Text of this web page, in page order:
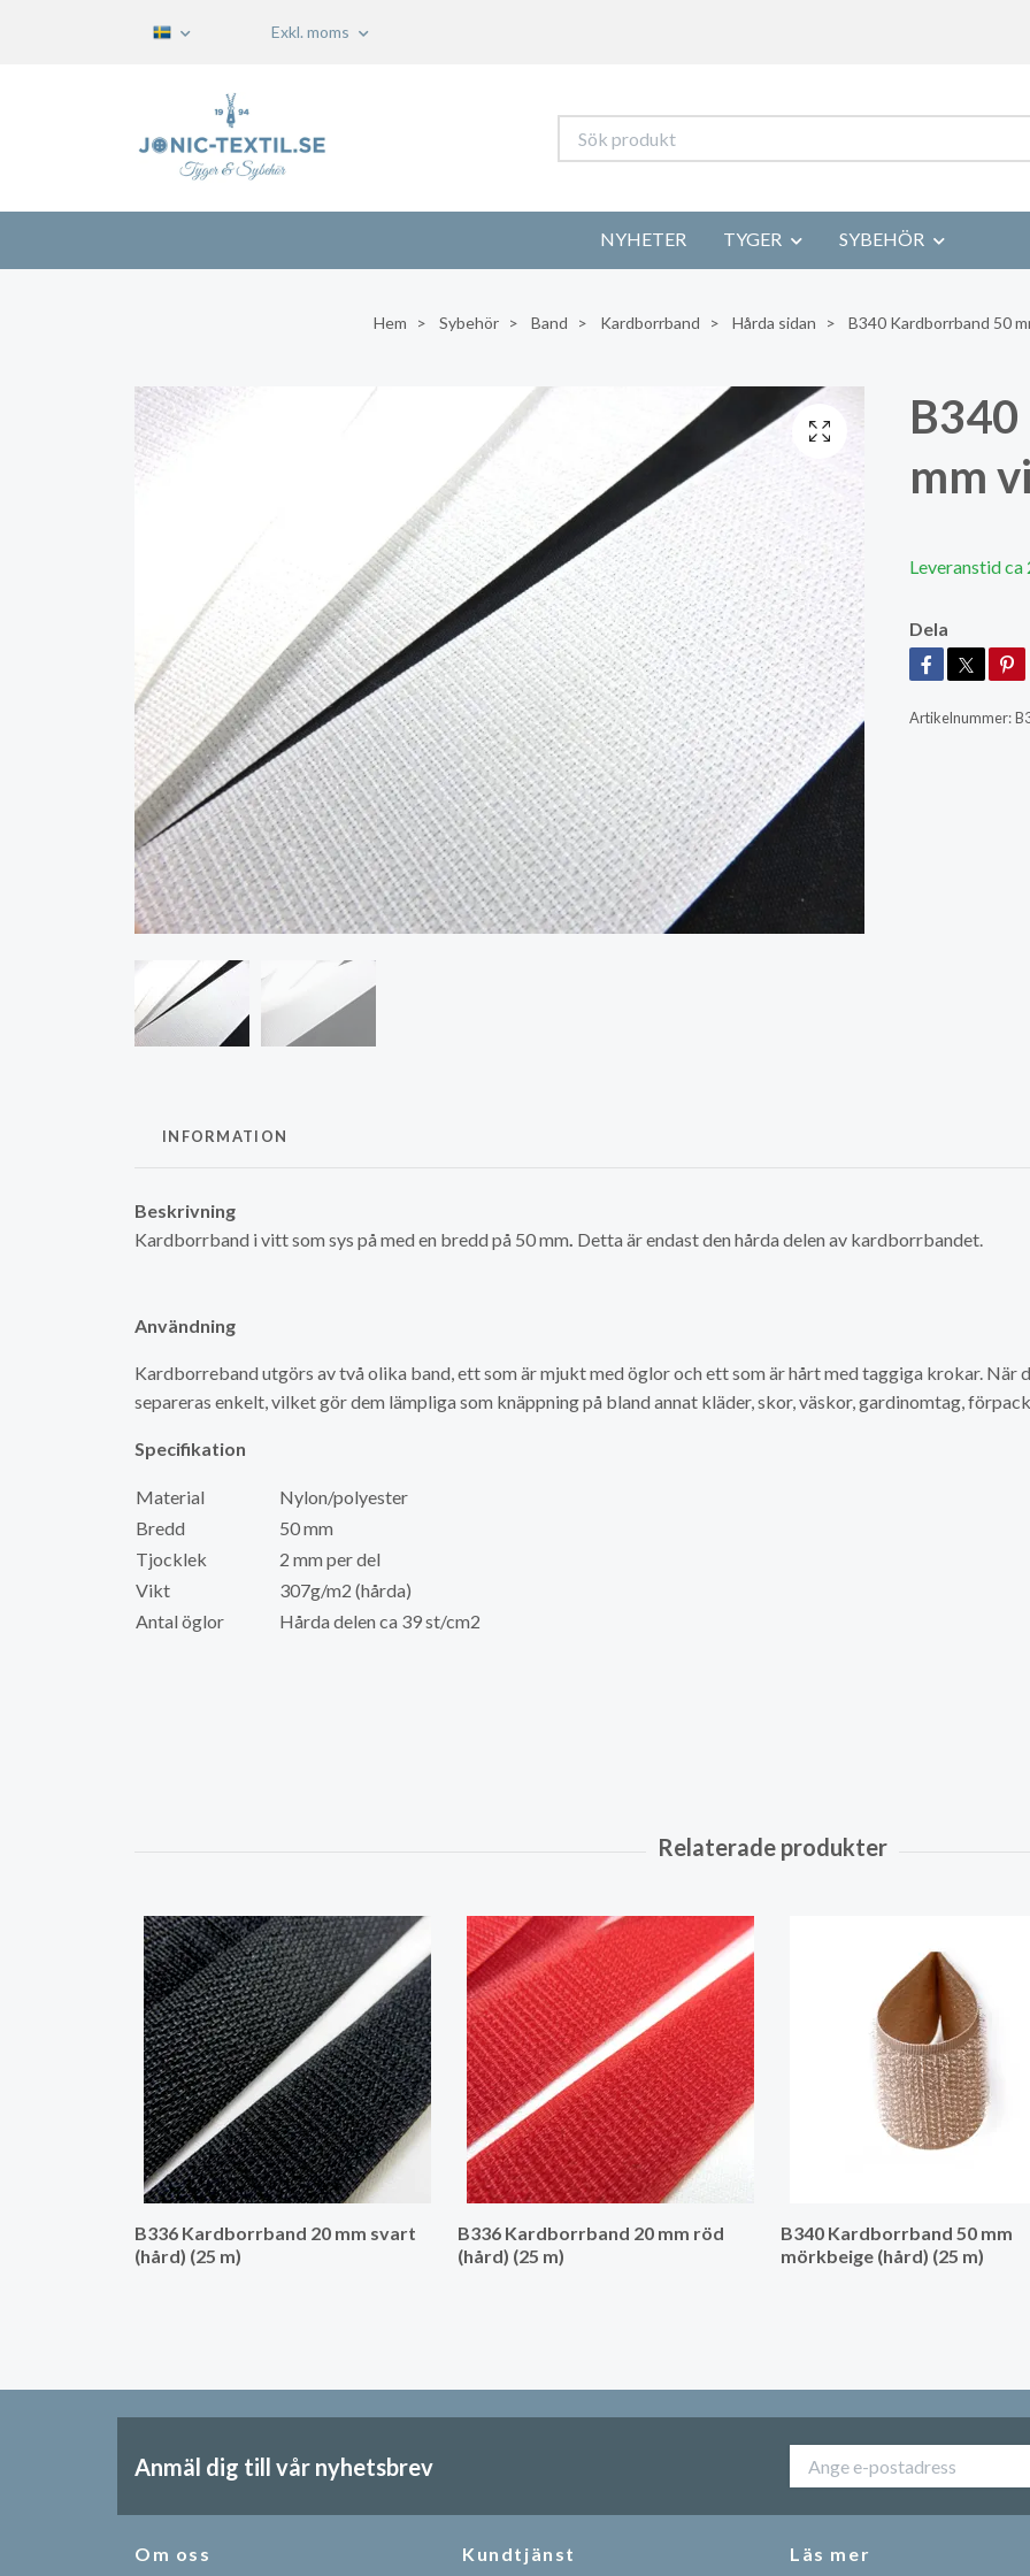
Exkl. moms
NYHETER TYGER SYBEHÖR
Hem Sybehör Band Kardborrband Hårda sidan B340 Kardborrband 50
mm
Leveranstid ca
Dela
Artikelnummer:
INFORMATION
Beskrivning
Kardborrband i vitt som sys på med en bredd på 50 mm. Detta är endast den hårda delen av kardborrbandet.
Användning
Kardborreband utgörs av två olika band, ett som är mjukt med öglor och ett som är hårt med taggiga krokar. När
separeras enkelt, vilket gör dem lämpliga som knäppning på bland annat kläder, skor, väskor, gardinomtag,
Specifikation
Material
Nylon/polyester
Bredd
50 mm
Tjocklek
2 mm per del
Vikt
307g/m2 (hårda)
Antal öglor
Hårda delen ca 39 st/cm2
B336 Kardborrband 20 mm svart
(hård) (25 m)
B336 Kardborrband 20 mm röd
(hård) (25 m)
B340 Kardborrband 50 mm
mörkbeige (hård) (25 m)
Anmäl dig till vår nyhetsbrev
Om oss Kundtjänst Läs mer